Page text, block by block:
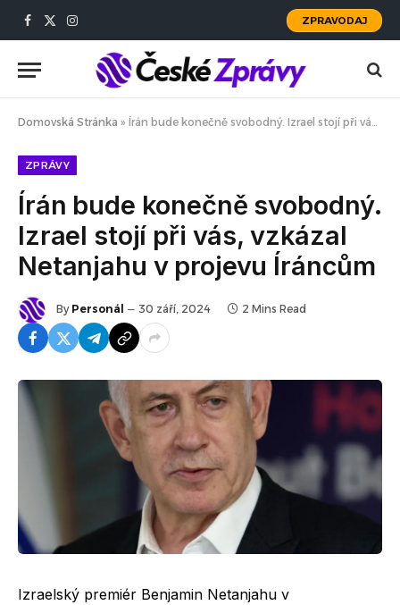
Facebook
X
Instagram
ZPRAVODAJ
Domovská Stránka » Írán bude konečně svobodný. Izrael stojí při vás, vzkázal Netanjahu v projevu Íráncům
ZPRÁVY
Írán bude konečně svobodný.
Izrael stojí při vás, vzkázal
Netanjahu v projevu Íráncům
By Personál 30 září, 2024 2 Mins Read
Izraelský premiér Benjamin Netanjahu v